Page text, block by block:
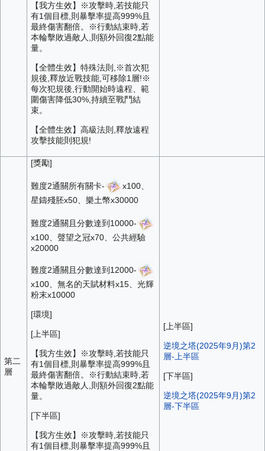
【我方生效】※攻擊時,若技能只
有1個目標,則暴擊率提高999%且
最終傷害翻倍。※行動結束時,若
本輪擊敗過敵人,則額外回復2點能
量。
【全體生效】特殊法則,※首次犯
規後,釋放近戰技能,可移除1層!※
每次犯規後,行動開始時遠程、範
圍傷害降低30%,持續至戰鬥結
束。
【全體生效】高級法則,釋放遠程
攻擊技能則犯規!
第二
層
[獎勵]
難度2通關所有關卡-
x100、
星鑄殘胚x50、樂土幣x30000
難度2通關且分數達到10000-
x100、聲望之冠x70、公共經驗
x20000
難度2通關且分數達到12000-
x100、無名的天賦材料x15、光輝
粉末x10000
[環境]
[上半區]
【我方生效】※攻擊時,若技能只
有1個目標,則暴擊率提高999%且
最終傷害翻倍。※行動結束時,若
本輪擊敗過敵人,則額外回復2點能
量。
[下半區]
【我方生效】※攻擊時,若技能只
有1個目標,則暴擊率提高999%且
[上半區]
逆境之塔(2025年9月)第2
層-上半區
[下半區]
逆境之塔(2025年9月)第2
層-下半區